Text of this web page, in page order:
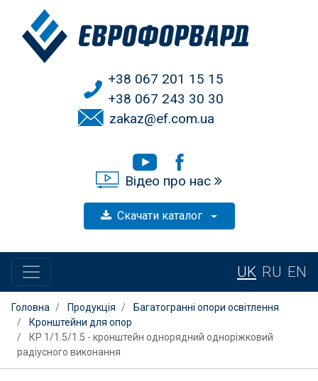
+38 067 201 15 15
+38 067 243 30 30
zakaz@ef.com.ua
Відео про нас
Скачати каталог
UK RU EN
Головна Продукція
Багатогранні опори освітлення
Кронштейни для опор
КР 1/1.5/1.5 - кронштейн однорядний одноріжковий
радіусного виконання